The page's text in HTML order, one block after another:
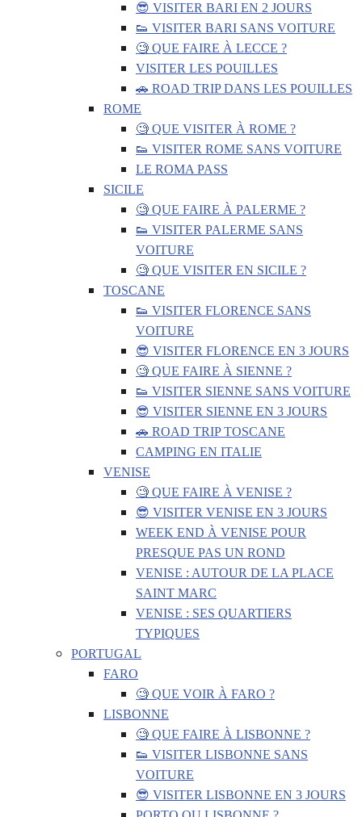
😎 VISITER BARI EN 2 JOURS
👟 VISITER BARI SANS VOITURE
🧐 QUE FAIRE À LECCE ?
VISITER LES POUILLES
🚗 ROAD TRIP DANS LES POUILLES
ROME
🧐 QUE VISITER À ROME ?
👟 VISITER ROME SANS VOITURE
LE ROMA PASS
SICILE
🧐 QUE FAIRE À PALERME ?
👟 VISITER PALERME SANS
VOITURE
🧐 QUE VISITER EN SICILE ?
TOSCANE
👟 VISITER FLORENCE SANS
VOITURE
😎 VISITER FLORENCE EN 3 JOURS
🧐 QUE FAIRE À SIENNE ?
👟 VISITER SIENNE SANS VOITURE
😎 VISITER SIENNE EN 3 JOURS
🚗 ROAD TRIP TOSCANE
CAMPING EN ITALIE
VENISE
🧐 QUE FAIRE À VENISE ?
😎 VISITER VENISE EN 3 JOURS
WEEK END À VENISE POUR
PRESQUE PAS UN ROND
VENISE : AUTOUR DE LA PLACE
SAINT MARC
VENISE : SES QUARTIERS
TYPIQUES
PORTUGAL
FARO
🧐 QUE VOIR À FARO ?
LISBONNE
🧐 QUE FAIRE À LISBONNE ?
👟 VISITER LISBONNE SANS
VOITURE
😎 VISITER LISBONNE EN 3 JOURS